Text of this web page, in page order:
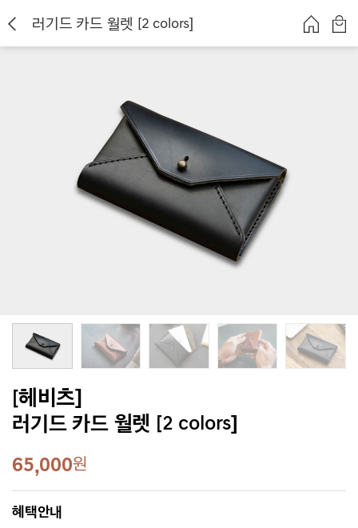
러기드 카드 월렛 [2 colors]
[헤비츠]
러기드 카드 월렛 [2 colors]
65,000원
혜택안내